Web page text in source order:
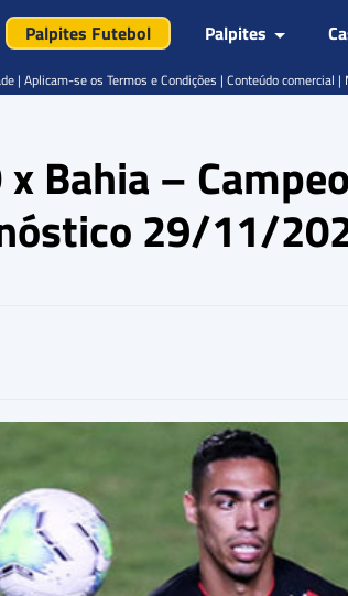
Palpites Futebol Palpites
Bahia –
29/11/
| Aplicam-se os Termos e Condições | Conteúdo